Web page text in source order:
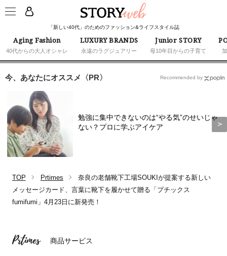
「新しい40代」のためのファッション&ライフスタイル誌
Aging Fashion
40代からの大人オシャレ
LUXURY BRANDS
永遠のラグジュアリー
Junior STORY
母10年目からの子育て
今、あなたにオススメ〈PR〉
勉強に集中できないのは“やる気”のせいじゃ
ない？プロに学ぶアイケア
Recommended by
TOP Prtimes
奈良の老舗靴下工場SOUKIが提案する新しい
メッセージカード、言葉に靴下を履かせて贈る「プチックス
fumifumi」4月23日に新発売！
Prtimes 商品サービス